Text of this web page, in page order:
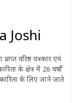
Joshi
वरिष्ठ पत्रकार एवं
के क्षेत्र में 26 वर्षों
के लिए जाने जाते